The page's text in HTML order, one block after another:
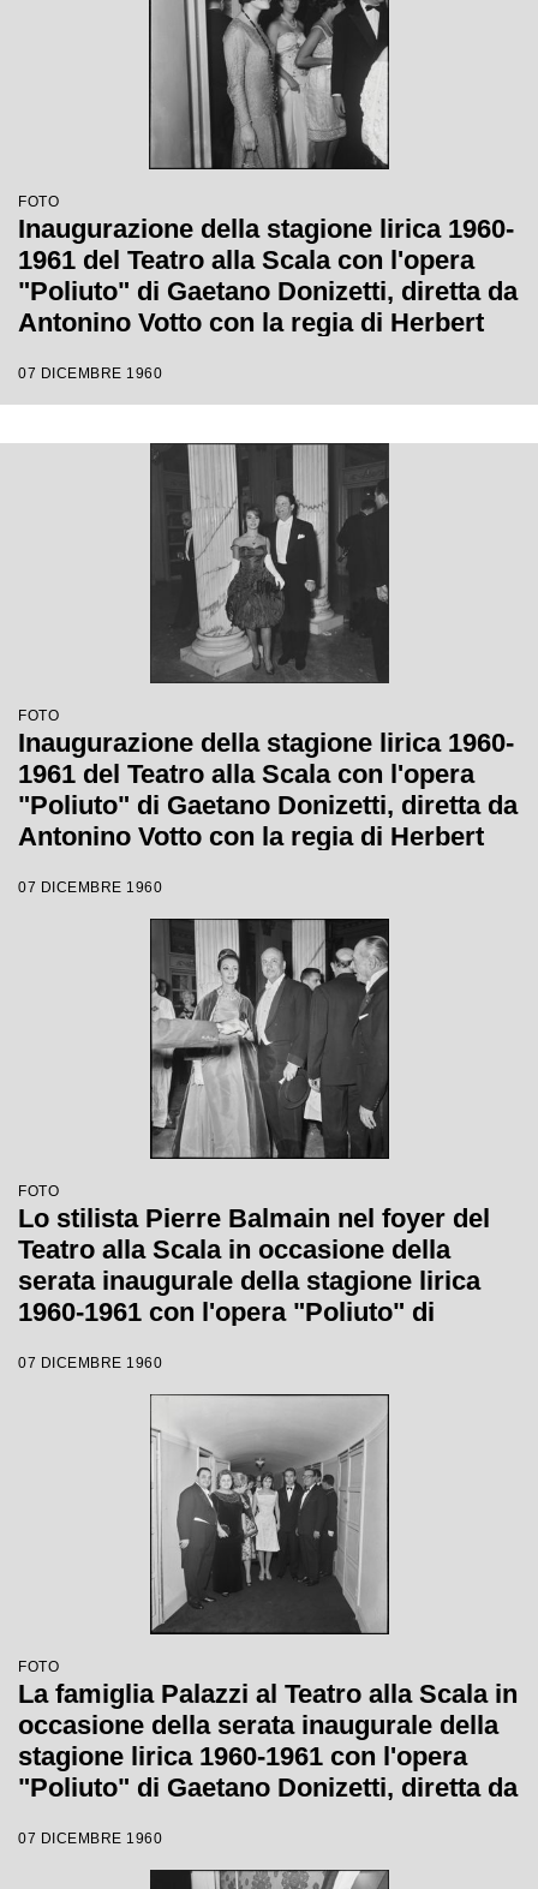
FOTO
Inaugurazione della stagione lirica 1960-
1961 del Teatro alla Scala con l'opera
"Poliuto" di Gaetano Donizetti, diretta da
Antonino Votto con la regia di Herbert
07 DICEMBRE 1960
FOTO
Inaugurazione della stagione lirica 1960-
1961 del Teatro alla Scala con l'opera
"Poliuto" di Gaetano Donizetti, diretta da
Antonino Votto con la regia di Herbert
07 DICEMBRE 1960
FOTO
Lo stilista Pierre Balmain nel foyer del
Teatro alla Scala in occasione della
serata inaugurale della stagione lirica
1960-1961 con l'opera "Poliuto" di
Votto con la regia di Herbert Graf
07 DICEMBRE 1960
FOTO
La famiglia Palazzi al Teatro alla Scala in
occasione della serata inaugurale della
stagione lirica 1960-1961 con l'opera
"Poliuto" di Gaetano Donizetti, diretta da
Graf
07 DICEMBRE 1960